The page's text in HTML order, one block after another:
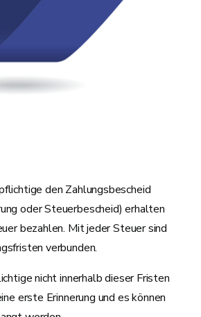
den Zahlungsbescheid
oder Steuerbescheid) erhalten
bezahlen. Mit jeder Steuer sind
verbunden.
nicht innerhalb dieser Fristen
erste Erinnerung und es können